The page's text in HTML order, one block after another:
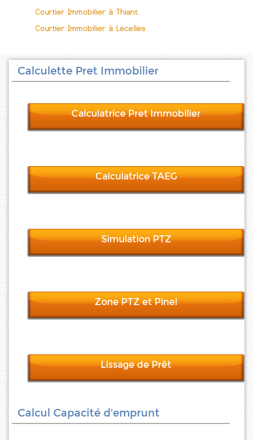
Courtier Immobilier à Thiant
Courtier Immobilier à Lecelles
Calculette Pret Immobilier
Calculatrice Pret Immobilier
Calculatrice TAEG
Simulation PTZ
Zone PTZ et Pinel
Lissage de Prêt
Calcul Capacité d'emprunt